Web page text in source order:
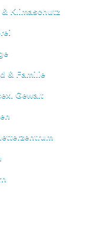
& Klimaschutz
& Familie
Gewalt